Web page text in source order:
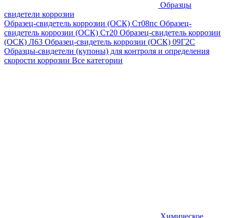
Образцы
свидетели коррозии
Образец-свидетель коррозии (ОСК) Ст08пс Образец-
свидетель коррозии (ОСК) Ст20 Образец-свидетель коррозии
(ОСК) Л63 Образец-свидетель коррозии (ОСК) 09Г2С
Образцы-свидетели (купоны) для контроля и определения
скорости коррозии Все категории
Химическое